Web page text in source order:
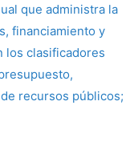
que administra la
financiamiento y
los clasificadores
recursos públicos;